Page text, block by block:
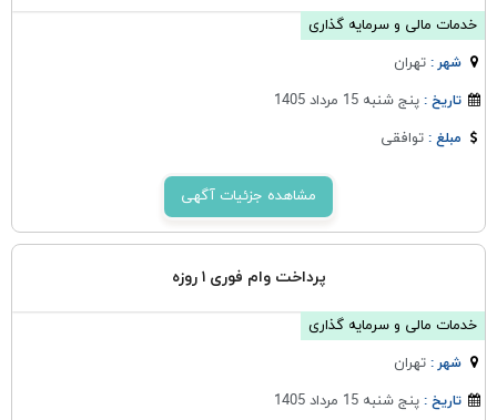
خدمات مالی و سرمایه گذاری
شهر :تهران
تاریخ :پنج شنبه 15 مرداد 1405
مبلغ :توافقی
مشاهده جزئیات آگهی
پرداخت وام فوری ۱ روزه
خدمات مالی و سرمایه گذاری
شهر :تهران
تاریخ :پنج شنبه 15 مرداد 1405